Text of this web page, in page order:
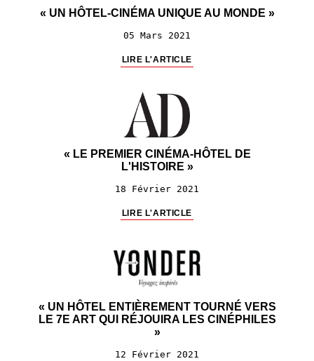
« UN HÔTEL-CINÉMA UNIQUE AU MONDE »
05 Mars 2021
LIRE L'ARTICLE
« LE PREMIER CINÉMA-HÔTEL DE
L'HISTOIRE »
18 Février 2021
LIRE L'ARTICLE
« UN HÔTEL ENTIÈREMENT TOURNÉ VERS
LE 7E ART QUI RÉJOUIRA LES CINÉPHILES
»
12 Février 2021